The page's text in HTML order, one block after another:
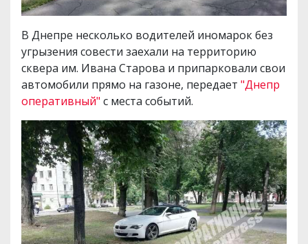
В Днепре несколько водителей иномарок без
угрызения совести заехали на территорию
сквера им. Ивана Старова и припарковали свои
автомобили прямо на газоне, передает "Днепр
оперативный" с места событий.